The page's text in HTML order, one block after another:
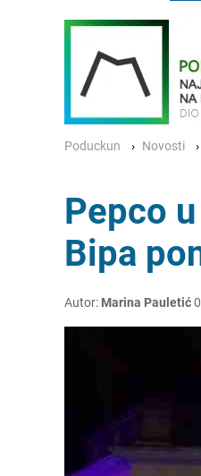
Poduckun Novosti
Pepco
Bipa
Autor: Marina Pauletić